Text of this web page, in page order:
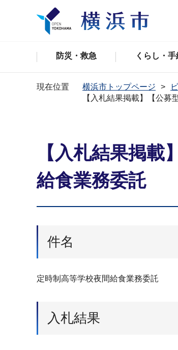
防災・救急 くらし・手
現在位置 横浜市トップページ
【入札結果掲載】【公
【入札結果掲
給食業務委託
件名
定時制高等学校夜間給食業務委託
入札結果